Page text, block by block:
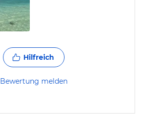
Hilfreich
Bewertung melden